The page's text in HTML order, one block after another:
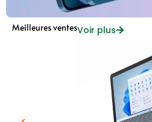
Meilleures ventesVoir plus